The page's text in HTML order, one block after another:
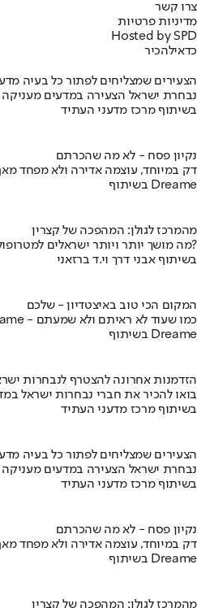
צרו קשר
מדיניות פרטיות
Hosted by SPD
כדאילהכיר
הצעירים שמצליחים לפתור כל בעיה
נבחרת ישראל הצעירה במדעים מעניקה
בשיתוף מרכז מדעני העתיד
נקיון פסח - לא מה שהכרתם
דק במיוחד, עוצמה אדירה ולא מפחד
בשיתוף Dreame
מהמרכז לגולן: המהפכה של קצרין
מה מושך יותר ויותר ישראלים למטרופולין המתפתח של האזור היפה במדינה?
בשיתוף אבני דרך וי.ד ברזאני
המקום הכי טוב באיצטדיון - שלכם
המונדיאל עם מסכי Dreame - כמו שעוד לא ראיתם ולא שמעתם
בשיתוף Dreame
הזדמנות אחרונה להצטרף לנבחרות
בואו להכיר את חברי נבחרות ישראל
בשיתוף מרכז מדעני העתיד
הצעירים שמצליחים לפתור כל בעיה
נבחרת ישראל הצעירה במדעים מעניקה
בשיתוף מרכז מדעני העתיד
נקיון פסח - לא מה שהכרתם
דק במיוחד, עוצמה אדירה ולא מפחד
בשיתוף Dreame
מהמרכז לגולן: המהפכה של קצרין